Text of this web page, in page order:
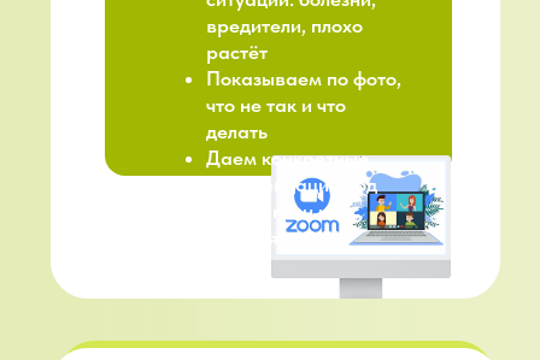
Быстрые ответы(кураторы
в чате каждый день)
Актуальность
(курсы под